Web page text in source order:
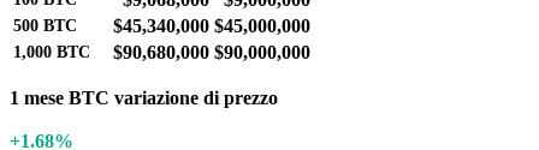
500 BTC $45,340,000 $45,000,000
1,000 BTC $90,680,000 $90,000,000
1 mese BTC variazione di prezzo
+1.68%